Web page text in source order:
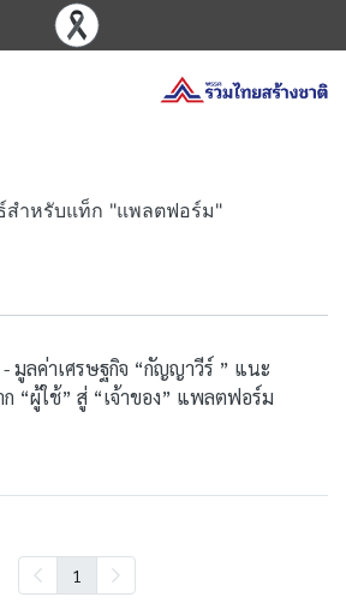
สำหรับแท็ก "แพลตฟอร์ม"
มูลค่าเศรษฐกิจ “กัญญาวีร์ ” แนะ
“ผู้ใช้” สู่ “เจ้าของ” แพลตฟอร์ม
1